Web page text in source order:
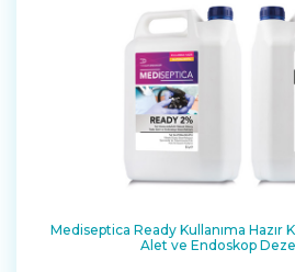
Mediseptica Ready Kullanıma Hazır
Alet ve Endoskop